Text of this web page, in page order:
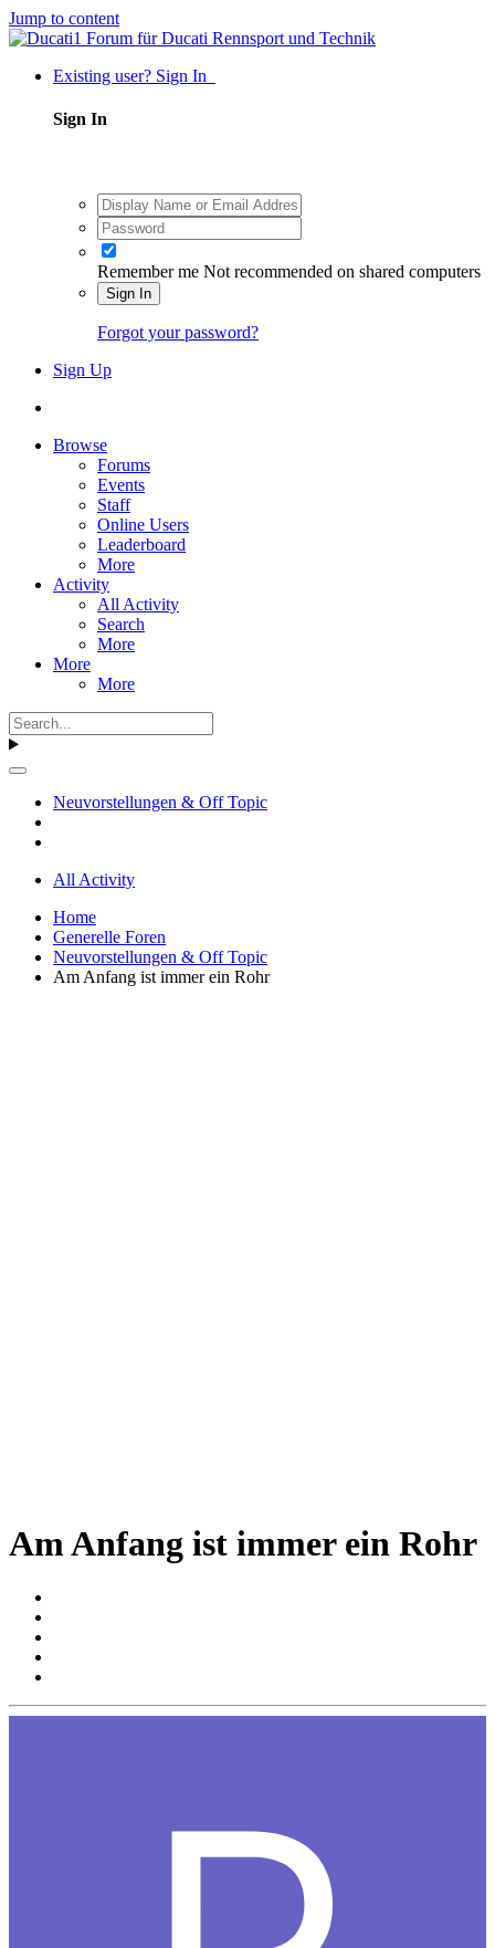
Jump to content
Existing user? Sign In
Sign In
Remember me Not recommended on shared computers
Sign In
Forgot your password?
Sign Up
Browse
Forums
Events
Staff
Online Users
Leaderboard
More
Activity
All Activity
Search
More
More
More
Neuvorstellungen & Off Topic
All Activity
Home
Generelle Foren
Neuvorstellungen & Off Topic
Am Anfang ist immer ein Rohr
Am Anfang ist immer ein Rohr